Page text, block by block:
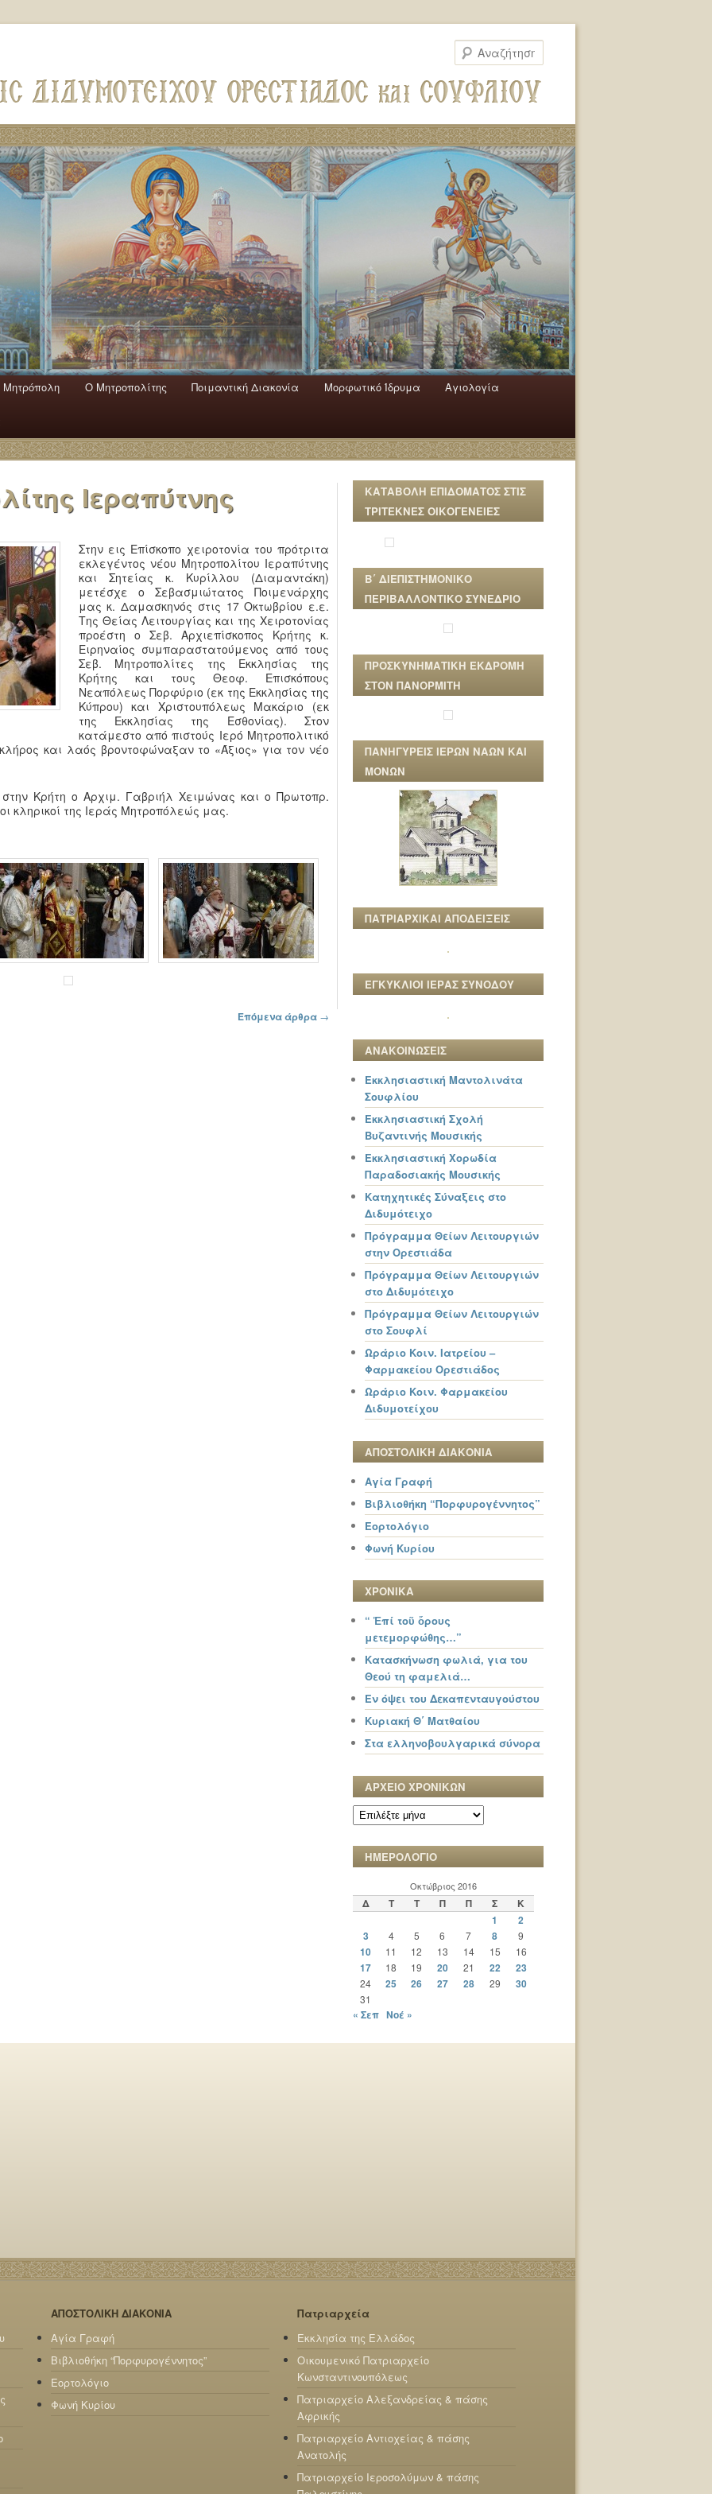
Mητρόπολη Ο Mητροπολίτης Ποιμαντική Διακονία Μορφωτικό Ίδρυμα Αγιολογία
Ιεραπύτνης
Στην εις Επίσκοπο χειροτονία του πρότριτα
εκλεγέντος νέου Μητροπολίτου Ιεραπύτνης
και Σητείας κ. Κυρίλλου (Διαμαντάκη)
μετέσχε ο Σεβασμιώτατος Ποιμενάρχης
μας κ. Δαμασκηνός στις 17 Οκτωβρίου ε.ε.
Της Θείας Λειτουργίας και της Χειροτονίας
προέστη ο Σεβ. Αρχιεπίσκοπος Κρήτης κ.
Ειρηναίος συμπαραστατούμενος από τους
Σεβ. Μητροπολίτες της Εκκλησίας της
Κρήτης και τους Θεοφ. Επισκόπους
Νεαπόλεως Πορφύριο (εκ της Εκκλησίας της
Κύπρου) και Χριστουπόλεως Μακάριο (εκ
της Εκκλησίας της Εσθονίας). Στον
κατάμεστο από πιστούς Ιερό Μητροπολιτικό
και λαός βροντοφώναξαν το «Άξιος» για τον νέο
Κρήτη ο Αρχιμ. Γαβριήλ Χειμώνας και ο Πρωτοπρ.
κληρικοί της Ιεράς Μητροπόλεώς μας.
Επόμενα άρθρα →
ΚΑΤΑΒΟΛΗ ΕΠΙΔΟΜΑΤΟΣ ΣΤΙΣ
ΤΡΙΤΕΚΝΕΣ ΟΙΚΟΓΕΝΕΙΕΣ
Β΄ ΔΙΕΠΙΣΤΗΜΟΝΙΚΟ
ΠΕΡΙΒΑΛΛΟΝΤΙΚΟ ΣΥΝΕΔΡΙΟ
ΠΡΟΣΚΥΝΗΜΑΤΙΚΗ ΕΚΔΡΟΜΗ
ΣΤΟΝ ΠΑΝΟΡΜΙΤΗ
ΠΑΝΗΓΥΡΕΙΣ ΙΕΡΩΝ ΝΑΩΝ ΚΑΙ
ΜΟΝΩΝ
ΠΑΤΡΙΑΡΧΙΚΑΙ ΑΠΟΔΕΙΞΕΙΣ
ΕΓΚΥΚΛΙΟΙ ΙΕΡΑΣ ΣΥΝΟΔΟΥ
ΑΝΑΚΟΙΝΩΣΕΙΣ
Εκκλησιαστική Μαντολινάτα
Σουφλίου
Εκκλησιαστική Σχολή
Βυζαντινής Μουσικής
Εκκλησιαστική Χορωδία
Παραδοσιακής Μουσικής
Κατηχητικές Σύναξεις στο
Διδυμότειχο
Πρόγραμμα Θείων Λειτουργιών
στην Ορεστιάδα
Πρόγραμμα Θείων Λειτουργιών
στο Διδυμότειχο
Πρόγραμμα Θείων Λειτουργιών
στο Σουφλί
Ωράριο Κοιν. Ιατρείου –
Φαρμακείου Ορεστιάδος
Ωράριο Κοιν. Φαρμακείου
Διδυμοτείχου
ΑΠΟΣΤΟΛΙΚΗ ΔΙΑΚΟΝΙΑ
Αγία Γραφή
Βιβλιοθήκη “Πορφυρογέννητος”
Εορτολόγιο
Φωνή Κυρίου
ΧΡΟΝΙΚΑ
“ Ἐπί τοῦ ὄρους
μετεμορφώθης…”
Κατασκήνωση φωλιά, για του
Θεού τη φαμελιά…
Εν όψει του Δεκαπενταυγούστου
Κυριακή Θ΄ Ματθαίου
Στα ελληνοβουλγαρικά σύνορα
ΑΡΧΕΙΟ ΧΡΟΝΙΚΩΝ
ΑΡΧΕΙΟ
ΧΡΟΝΙΚΩΝ
ΗΜΕΡΟΛΟΓΙΟ
Οκτώβριος 2016
Δ Τ Τ Π Π Σ
Κ
1
2
3
4 5 6 7 8 9
10 11 12 13 14 15 16
17 18 19 20 21 22 23
24 25 26 27 28 29 30
31
« Σεπ Νοέ »
ΑΠΟΣΤΟΛΙΚΗ ΔΙΑΚΟΝΙΑ
Αγία Γραφή
Βιβλιοθήκη “Πορφυρογέννητος”
Εορτολόγιο
Φωνή Κυρίου
Πατριαρχεία
Εκκλησία της Ελλάδος
Οικουμενικό Πατριαρχείο
Κωνσταντινουπόλεως
Πατριαρχείο Αλεξανδρείας & πάσης
Αφρικής
Πατριαρχείο Αντιοχείας & πάσης
Ανατολής
Πατριαρχείο Ιεροσολύμων & πάσης